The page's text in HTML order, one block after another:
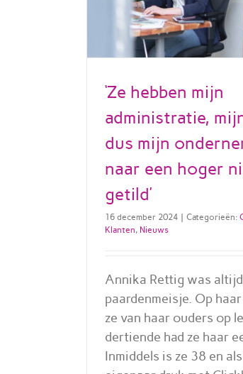
‘Ze hebben mijn
administratie,
dus mijn
naar een hoger
getild’
16 december 2024 Categorieën:
Klanten, Nieuws
Annika Rettig was
paardenmeisje. Op
ze van haar ouders op
dertiende had ze haar
Inmiddels is ze 38 en